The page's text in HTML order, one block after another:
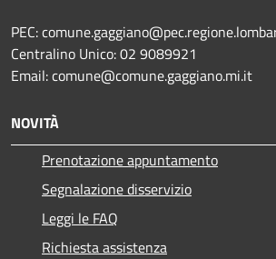
PEC:
Centralino Unico: 02 9089921
Email: comune@comune.gaggiano.mi.it
NOVITÀ
Prenotazione appuntamento
Segnalazione disservizio
Leggi le FAQ
Richiesta assistenza